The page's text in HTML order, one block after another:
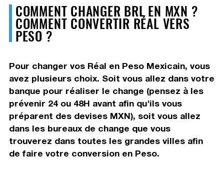
COMMENT CHANGER BRL EN MXN ?
COMMENT CONVERTIR RÉAL VERS
PESO ?
Pour changer vos Réal en Peso Mexicain, vous
avez plusieurs choix. Soit vous allez dans votre
banque pour réaliser le change (pensez à les
prévenir 24 ou 48H avant afin qu'ils vous
préparent des devises MXN), soit vous allez
dans les bureaux de change que vous
trouverez dans toutes les grandes villes afin
de faire votre conversion en Peso.